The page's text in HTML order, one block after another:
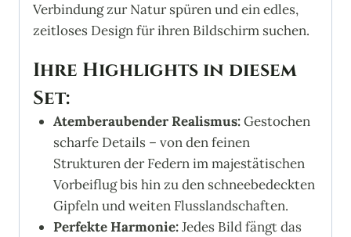
Verbindung zur Natur spüren und ein edles,
zeitloses Design für ihren Bildschirm suchen.
Ihre Highlights in diesem
Set:
Atemberaubender Realismus:Gestochen
scharfe Details – von den feinen
Strukturen der Federn im majestätischen
Vorbeiflug bis hin zu den schneebedeckten
Gipfeln und weiten Flusslandschaften.
Perfekte Harmonie:Jedes Bild fängt das